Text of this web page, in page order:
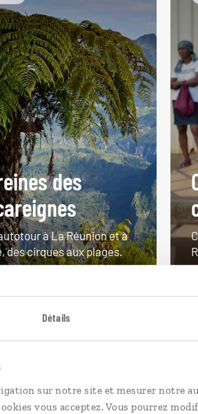
Détails
sur notre site et mesurer notre
vous acceptez. Vous pourrez
des
à La Réunion et à
des cirques aux plages.
2350€
IDÉES DE VOYAGE À L' ÎLE MAURICE